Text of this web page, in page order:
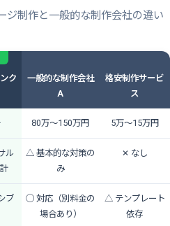
ジ制作と一般的な制作会社の違い
ク
一般的な制作会社
A
格安制作サービ
ス
80万〜150万円 5万〜15万円
ル
△ 基本的な対策の
み
✕ なし
ブ
◯ 対応（別料金の
場合あり）
△ テンプレート
依存